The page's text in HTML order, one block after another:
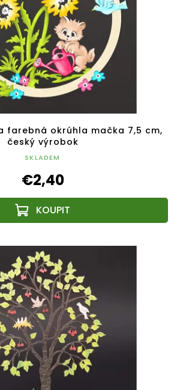
farebná okrúhla mačka 7,5 cm,
český výrobok
SKLADEM
€2,40